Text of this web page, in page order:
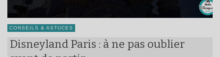
CONSEILS & ASTUCES
Disneyland Paris : à ne pas oublier